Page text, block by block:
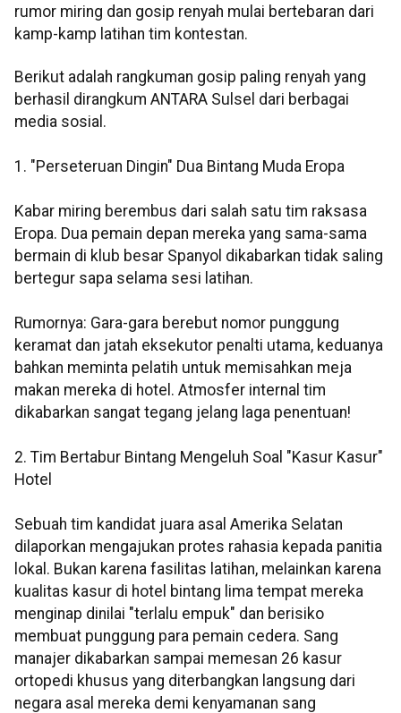
rumor miring dan gosip renyah mulai bertebaran dari
kamp-kamp latihan tim kontestan.
Berikut adalah rangkuman gosip paling renyah yang
berhasil dirangkum ANTARA Sulsel dari berbagai
media sosial.
1. "Perseteruan Dingin" Dua Bintang Muda Eropa
Kabar miring berembus dari salah satu tim raksasa
Eropa. Dua pemain depan mereka yang sama-sama
bermain di klub besar Spanyol dikabarkan tidak saling
bertegur sapa selama sesi latihan.
Rumornya: Gara-gara berebut nomor punggung
keramat dan jatah eksekutor penalti utama, keduanya
bahkan meminta pelatih untuk memisahkan meja
makan mereka di hotel. Atmosfer internal tim
dikabarkan sangat tegang jelang laga penentuan!
2. Tim Bertabur Bintang Mengeluh Soal "Kasur Kasur"
Hotel
Sebuah tim kandidat juara asal Amerika Selatan
dilaporkan mengajukan protes rahasia kepada panitia
lokal. Bukan karena fasilitas latihan, melainkan karena
kualitas kasur di hotel bintang lima tempat mereka
menginap dinilai "terlalu empuk" dan berisiko
membuat punggung para pemain cedera. Sang
manajer dikabarkan sampai memesan 26 kasur
ortopedi khusus yang diterbangkan langsung dari
negara asal mereka demi kenyamanan sang